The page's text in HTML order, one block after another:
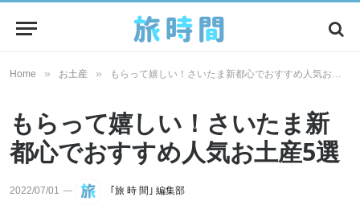
Home » お土産 » もらって嬉しい！さいたま新都心でおすすめ人気お土産5選
もらって嬉しい！さいたま新
都心でおすすめ人気お土産5選
2022/07/01 ｢旅 時 間｣ 編集部